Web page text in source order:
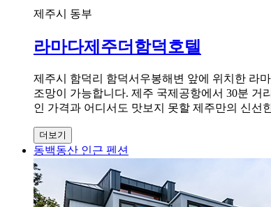
제주시 동부
라마다제주더함덕호텔
제주시 함덕리 함덕서우봉해변 앞에 위치한 라
조망이 가능합니다. 제주 국제공항에서 30분
인 가격과 어디서도 맛보지 못할 제주만의 신선
더보기
동백동산 인근 펜션